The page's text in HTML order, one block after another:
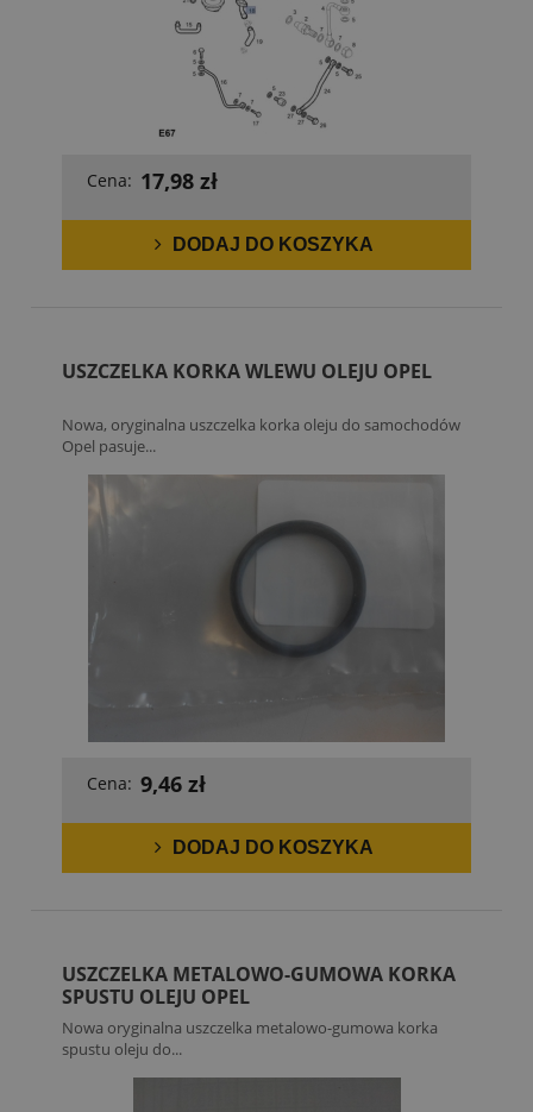
Cena: 17,98 zł
DODAJ DO KOSZYKA
USZCZELKA KORKA WLEWU OLEJU OPEL
Nowa, oryginalna uszczelka korka oleju do samochodów
Opel pasuje...
Cena: 9,46 zł
DODAJ DO KOSZYKA
USZCZELKA METALOWO-GUMOWA KORKA
SPUSTU OLEJU OPEL
Nowa oryginalna uszczelka metalowo-gumowa korka
spustu oleju do...